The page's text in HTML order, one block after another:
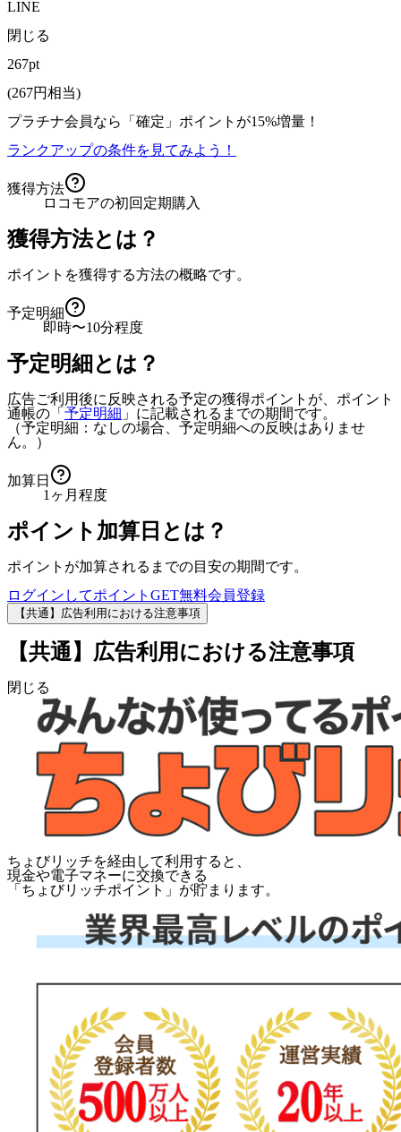
LINE
閉じる
267pt
(267円相当)
プラチナ会員なら
「確定」 ポイントが15%増量！
ランクアップの条件を見てみよう！
獲得方法
ロコモアの初回定期購入
獲得方法とは？
ポイントを獲得する方法の概略です。
予定明細
即時〜10分程度
予定明細とは？
広告ご利用後に反映される予定の獲得ポイントが、ポイント
通帳の「 予定明細 」に記載されるまでの期間です。
（予定明細：なしの場合、予定明細への反映はありませ
ん。）
加算日
1ヶ月程度
ポイント加算日とは？
ポイントが加算されるまでの目安の期間です。
ログインしてポイントGET無料会員登録
【共通】広告利用における注意事項
【共通】広告利用における注意事項
閉じる
ちょびリッチを経由して利用すると、
現金や電子マネーに交換できる
「 ちょびリッチポイント 」が貯まります。